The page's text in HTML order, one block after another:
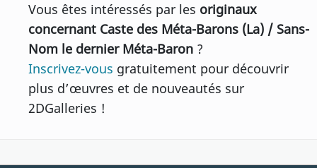
Vous êtes intéressés par les originaux
concernant Caste des Méta-Barons (La) / Sans-
Nom le dernier Méta-Baron ?
Inscrivez-vous gratuitement pour découvrir
plus d’œuvres et de nouveautés sur
2DGalleries !